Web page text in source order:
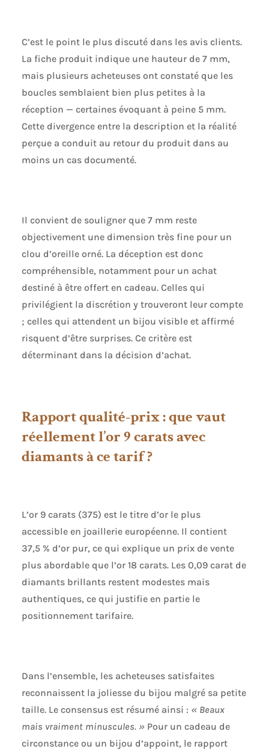
Noël, de la Saint
Valentin ou pour
tout autre
C’est le point le plus discuté dans les avis clients.
La fiche produit indique une hauteur de 7 mm,
mais plusieurs acheteuses ont constaté que les
boucles semblaient bien plus petites à la
réception — certaines évoquant à peine 5 mm.
Cette divergence entre la description et la réalité
perçue a conduit au retour du produit dans au
moins un cas documenté.
Il convient de souligner que 7 mm reste
objectivement une dimension très fine pour un
clou d’oreille orné. La déception est donc
compréhensible, notamment pour un achat
destiné à être offert en cadeau. Celles qui
privilégient la discrétion y trouveront leur compte
; celles qui attendent un bijou visible et affirmé
risquent d’être surprises. Ce critère est
déterminant dans la décision d’achat.
Rapport qualité-prix : que vaut
réellement l’or 9 carats avec
diamants à ce tarif ?
L’or 9 carats (375) est le titre d’or le plus
accessible en joaillerie européenne. Il contient
37,5 % d’or pur, ce qui explique un prix de vente
plus abordable que l’or 18 carats. Les 0,09 carat de
diamants brillants restent modestes mais
authentiques, ce qui justifie en partie le
positionnement tarifaire.
Dans l’ensemble, les acheteuses satisfaites
reconnaissent la joliesse du bijou malgré sa petite
taille. Le consensus est résumé ainsi : « Beaux
mais vraiment minuscules. »Pour un cadeau de
circonstance ou un bijou d’appoint, le rapport